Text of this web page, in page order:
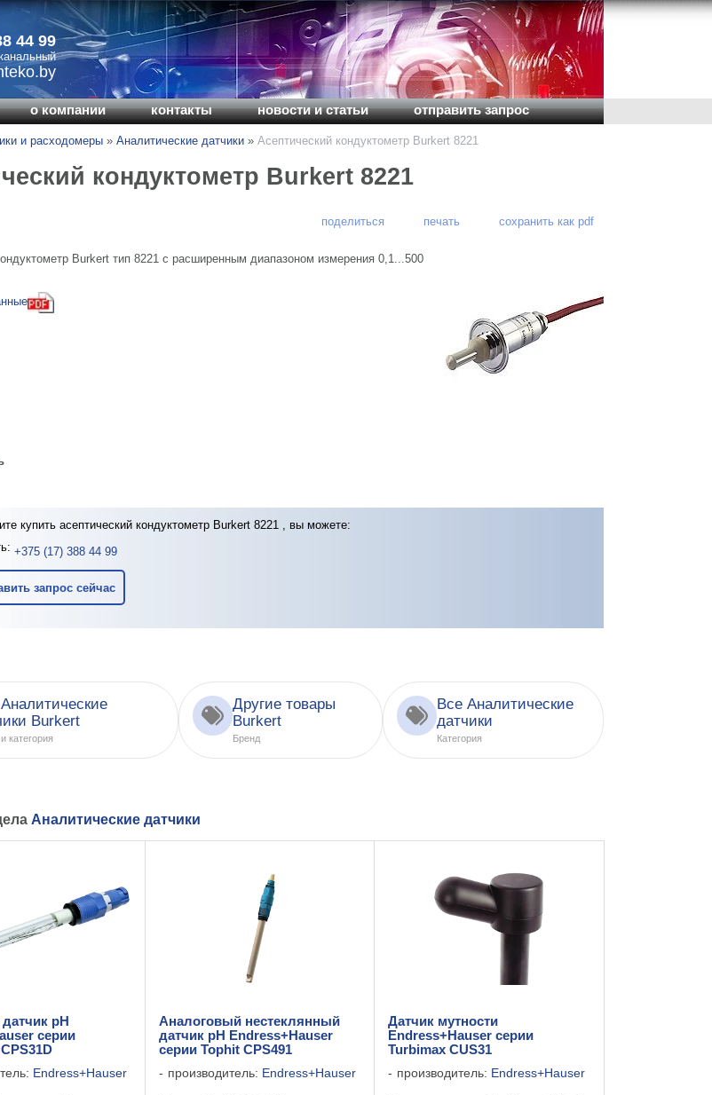
44 99
о компании контакты новости и статьи отправить запрос
и расходомеры » Аналитические датчики » Асептический кондуктометр Burkert 8221
кондуктометр Burkert 8221
поделиться печать сохранить как pdf
Burkert тип 8221 с расширенным диапазоном измерения 0,1...500
купить асептический кондуктометр Burkert 8221 , вы можете:
+375 (17) 388 44 99
запрос сейчас
Burkert
категория
Другие товары
Burkert
Бренд
Все Аналитические
датчики
Категория
Аналитические датчики
pH
серии
Endress+Hauser
Аналоговый нестеклянный
датчик pH Endress+Hauser
серии Tophit CPS491
производитель: Endress+Hauser
Датчик мутности
Endress+Hauser серии
Turbimax CUS31
производитель: Endress+Hauser